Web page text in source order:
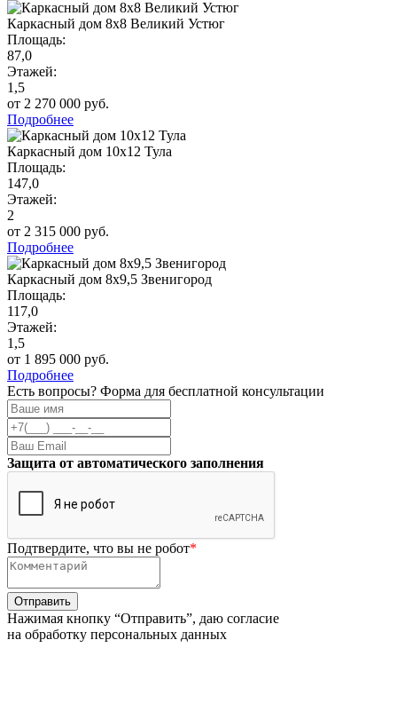
Каркасный дом 8х8 Великий Устюг
Площадь:
87,0
Этажей:
1,5
от 2 270 000 руб.
Подробнее
Каркасный дом 10х12 Тула
Площадь:
147,0
Этажей:
2
от 2 315 000 руб.
Подробнее
Каркасный дом 8х9,5 Звенигород
Площадь:
117,0
Этажей:
1,5
от 1 895 000 руб.
Подробнее
Есть вопросы? Форма для бесплатной консультации
Защита от автоматического заполнения
Подтвердите, что вы не робот*
Нажимая кнопку “Отправить”, даю согласие
на обработку персональных данных